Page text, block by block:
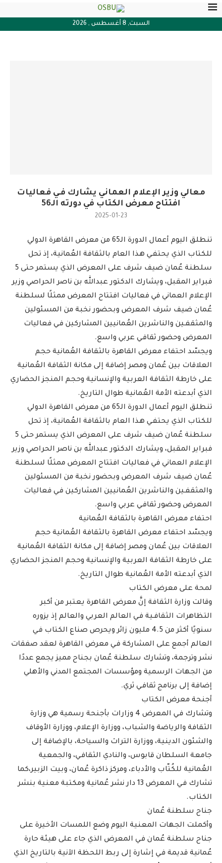
السبت, 8 أغسطس , 2026
معالي وزير الإعلام العماني يشارك فـي فعاليات
افتتاح معرض الكتاب في دورته الـ56
2025-01-23
تنطلق اليوم أعمال الدورة الـ65 من معرض القاهرة الدولي
للكتاب الذي يحتفـي هـذا العام بالثقافة العُمانية، إذ تحل
سلطنة عُمان ضيف شرف على المعرض الذي يستمر حتى 5
فبراير المقبل، ويشارك الدكتور عبدالله بن ناصر الحراصي وزير
الإعلام العماني في فعاليات افتتاح المعرض ممثلًا لسلطنة
عُمان ضيف شرف المعرض وبحضور نخبة من المسئولين
والمثقفـين والناشرين العُمانيين المشاركين فـي فعاليات
المعرض وحضور ثقافـي عربي واسع.
ويجسّد احتفاء معرض القاهرة بالثقافة العُمانية حجم
العلاقات بين عُمان ومصر إضافة إلى مكانة الثقافة العُمانية
على خارطة الثقافة العربية والإنسانية وحجم المنجز الحضاري
الذي أبدعته الأمة العُمانية طوال التاريخ.
تنطلق اليوم أعمال الدورة الـ65 من معرض القاهرة الدولي
للكتاب الذي يحتفـي هـذا العام بالثقافة العُمانية، إذ تحل
سلطنة عُمان ضيف شرف على المعرض الذي يستمر حتى 5
فبراير المقبل، ويشارك الدكتور عبدالله بن ناصر الحراصي وزير
الإعلام العماني في فعاليات افتتاح المعرض ممثلًا لسلطنة
عُمان ضيف شرف المعرض وبحضور نخبة من المسئولين
والمثقفـين والناشرين العُمانيين المشاركين فـي فعاليات
المعرض وحضور ثقافـي عربي واسع.
احتفاء معرض القاهرة بالثقافة العُمانية
ويجسّد احتفاء معرض القاهرة بالثقافة العُمانية حجم
العلاقات بين عُمان ومصر إضافة إلى مكانة الثقافة العُمانية
على خارطة الثقافة العربية والإنسانية وحجم المنجز الحضاري
الذي أبدعته الأمة العُمانية طوال التاريخ.
لمحة على معرض الكتاب
وقالت وزارة الثقافة إنَّ معرض القاهرة يعتبر من أكبر
التظاهرات الثقافـية فـي العالم العربي والعالم إذ يزوره
سنويًا أكثر من 4.5 مليون زائر ويحرص صناع الكتاب فـي
العالم أجمع على المشاركة فـي معرض القاهرة لعقد صفقات
نشر وترجمة، وتشارك سلطنة عُمان بجناح مميز يجمع عددًا
من الجهات الرسمية ومؤسسات المجتمع المدني والأهلي
إضافة إلى برنامج ثقافـي ثري.
أجنحة معرض الكتاب
وتشارك فـي المعرض 4 وزارات بأجنحة رسمية هي وزارة
الثقافة والرياضة والشباب، ووزارة الإعلام، ووزارة الأوقاف
والشئون الدينية، ووزارة التراث والسياحة، بالإضافة إلى
جامعة السلطان قابوس، والنادي الثقافـي، والجمعية
العُمانية للكُتّاب والأدباء، ومركز ذاكرة عُمان، وبيت الزبير،كما
تشارك فـي المعرض 13 دار نشر عُمانية ومكتبة معنية بنشر
الكتاب.
جناح سلطنة عُمان
وأكملت الجهات المعنية اليوم وضع اللمسات الأخيرة على
جناح سلطنة عُمان فـي المعرض الذي جاء على هيئة حارة
عُمانية قديمة فـي إشارة إلى ربط اللحظة الآنية بالتاريخ الذي